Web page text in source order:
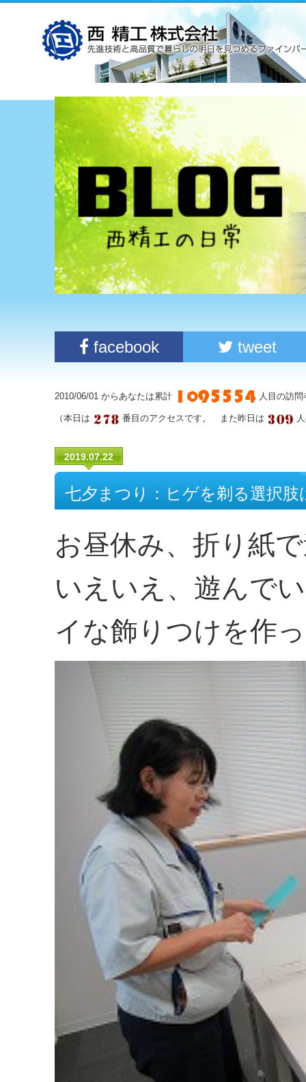
facebook tweet
2010/06/01 からあなたは累計 人目の訪
（本日は 番目のアクセスです。 また昨日は
2019.07.22
七夕まつり：ヒゲを剃る選択肢
お昼休み、折り紙
いえいえ、遊んで
イな飾りつけを作